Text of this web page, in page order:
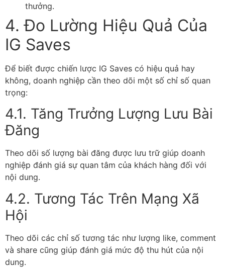
thưởng.
4. Đo Lường Hiệu Quả Của
IG Saves
Để biết được chiến lược IG Saves có hiệu quả hay
không, doanh nghiệp cần theo dõi một số chỉ số quan
trọng:
4.1. Tăng Trưởng Lượng Lưu Bài
Đăng
Theo dõi số lượng bài đăng được lưu trữ giúp doanh
nghiệp đánh giá sự quan tâm của khách hàng đối với
nội dung.
4.2. Tương Tác Trên Mạng Xã
Hội
Theo dõi các chỉ số tương tác như lượng like, comment
và share cũng giúp đánh giá mức độ thu hút của nội
dung.